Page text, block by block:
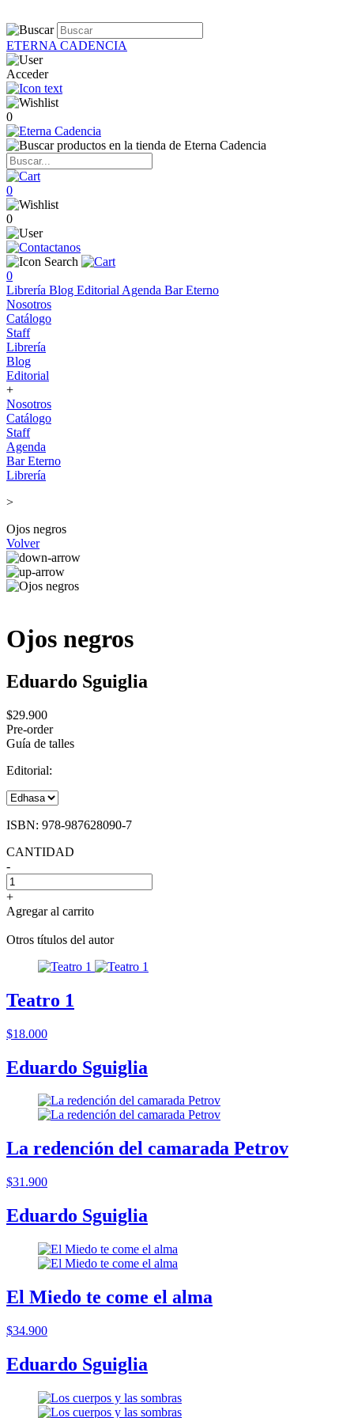
ETERNA CADENCIA
Acceder
0
0
0
0
Librería Blog Editorial Agenda Bar Eterno
Nosotros
Catálogo
Staff
Librería
Blog
Editorial
+
Nosotros
Catálogo
Staff
Agenda
Bar Eterno
Librería
>
Ojos negros
Volver
Ojos negros
Eduardo Sguiglia
$29.900
Pre-order
Guía de talles
Editorial:
ISBN: 978-987628090-7
CANTIDAD
-
+
Agregar al carrito
Otros títulos del autor
Teatro 1
$18.000
Eduardo Sguiglia
La redención del camarada Petrov
$31.900
Eduardo Sguiglia
El Miedo te come el alma
$34.900
Eduardo Sguiglia